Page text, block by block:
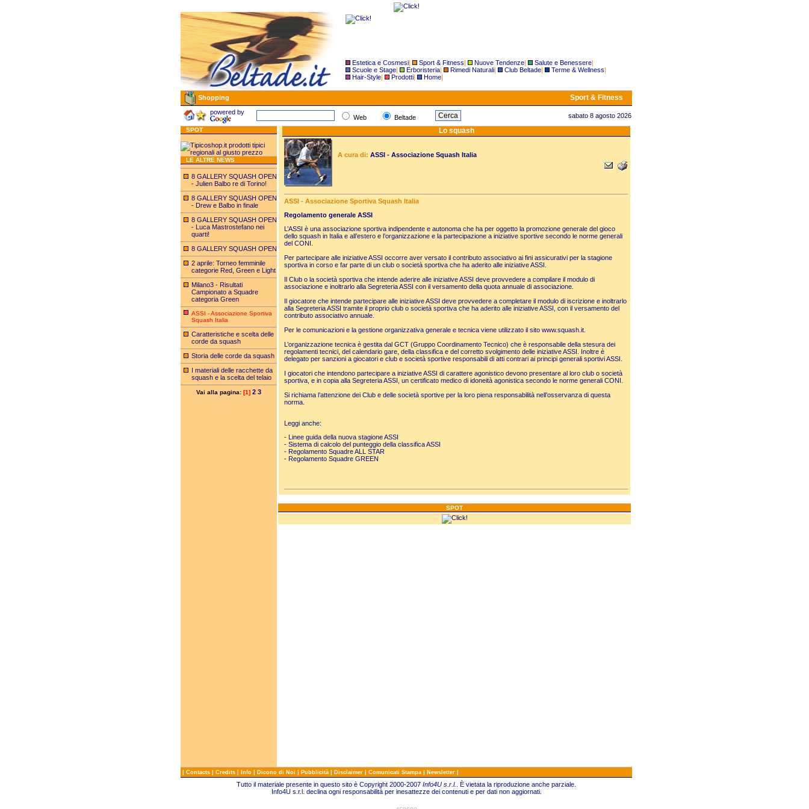
Estetica e Cosmesi| Sport & Fitness| Nuove Tendenze| Salute e Benessere|
Scuole e Stage| Erboristeria| Rimedi Naturali| Club Beltade| Terme & Wellness|
Hair-Style| Prodotti| Home|
Shopping Sport & Fitness
powered by
Web Beltade sabato 8 agosto 2026
SPOT
LE ALTRE NEWS
8 GALLERY SQUASH OPEN
- Julien Balbo re di Torino!
8 GALLERY SQUASH OPEN
- Drew e Balbo in finale
8 GALLERY SQUASH OPEN
- Luca Mastrostefano nei
quarti!
8 GALLERY SQUASH OPEN
2 aprile: Torneo femminile
categorie Red, Green e Light
Milano3 - Risultati
Campionato a Squadre
categoria Green
ASSI - Associazione Sportiva
Squash Italia
Caratteristiche e scelta delle
corde da squash
Storia delle corde da squash
I materiali delle racchette da
squash e la scelta del telaio
Vai alla pagina: [1] 2 3
Lo squash
A cura di: ASSI - Associazione Squash Italia
ASSI - Associazione Sportiva Squash Italia
Regolamento generale ASSI
L’ASSI è una associazione sportiva indipendente e autonoma che ha per oggetto la promozione generale del gioco
dello squash in Italia e all’estero e l’organizzazione e la partecipazione a iniziative sportive secondo le norme generali
del CONI.
Per partecipare alle iniziative ASSI occorre aver versato il contributo associativo ai fini assicurativi per la stagione
sportiva in corso e far parte di un club o società sportiva che ha aderito alle iniziative ASSI.
Il Club o la società sportiva che intende aderire alle iniziative ASSI deve provvedere a compilare il modulo di
associazione e inoltrarlo alla Segreteria ASSI con il versamento della quota annuale di associazione.
Il giocatore che intende partecipare alle iniziative ASSI deve provvedere a completare il modulo di iscrizione e inoltrarlo
alla Segreteria ASSI tramite il proprio club o società sportiva che ha aderito alle iniziative ASSI, con il versamento del
contributo associativo annuale.
Per le comunicazioni e la gestione organizzativa generale e tecnica viene utilizzato il sito www.squash.it
L’organizzazione tecnica è gestita dal GCT (Gruppo Coordinamento Tecnico) che è responsabile della stesura dei
regolamenti tecnici, del calendario gare, della classifica e del corretto svolgimento delle iniziative ASSI. Inoltre è
delegato per sanzioni a giocatori e club e società sportive responsabili di atti contrari ai principi generali sportivi ASSI.
I giocatori che intendono partecipare a iniziative ASSI di carattere agonistico devono presentare al loro club o società
sportiva, e in copia alla Segreteria ASSI, un certificato medico di idoneità agonistica secondo le norme generali CONI.
Si richiama l’attenzione dei Club e delle società sportive per la loro piena responsabilità nell’osservanza di questa
norma.
Leggi anche:
- Linee guida della nuova stagione ASSI
- Sistema di calcolo del punteggio della classifica ASSI
- Regolamento Squadre ALL STAR
- Regolamento Squadre GREEN
SPOT
| Contacts | Credits | Info | Dicono di Noi | Pubblicità | Disclaimer | Comunicati Stampa | Newsletter |
Tutto il materiale presente in questo sito è Copyright 2000-2007 Info4U s.r.l.
È vietata la riproduzione anche parziale.
Info4U s.r.l. declina ogni responsabilità per inesattezze dei contenuti e per dati non aggiornati.